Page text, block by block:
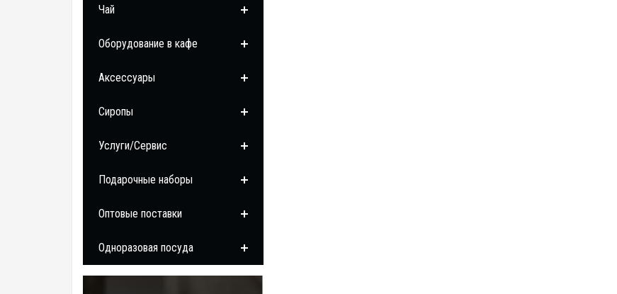
Чай
Оборудование в кафе
Аксессуары
Сиропы
Услуги/Сервис
Подарочные наборы
Оптовые поставки
Одноразовая посуда